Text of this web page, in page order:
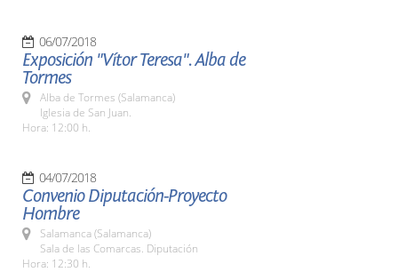
06/07/2018
Exposición "Vítor Teresa". Alba de
Tormes
Alba de Tormes (Salamanca)
Iglesia de San Juan.
Hora: 12:00 h.
04/07/2018
Convenio Diputación-Proyecto
Hombre
Salamanca (Salamanca)
Sala de las Comarcas. Diputación
Hora: 12:30 h.